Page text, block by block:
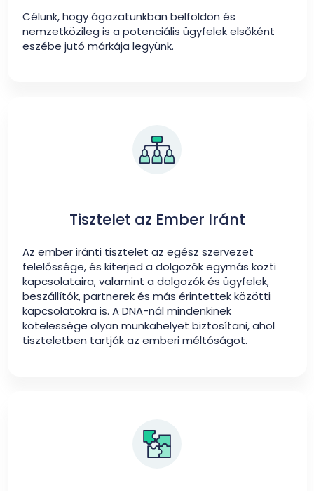
Célunk, hogy ágazatunkban belföldön és
nemzetközileg is a potenciális ügyfelek elsőként
eszébe jutó márkája legyünk.
Tisztelet az Ember Iránt
Az ember iránti tisztelet az egész szervezet
felelőssége, és kiterjed a dolgozók egymás közti
kapcsolataira, valamint a dolgozók és ügyfelek,
beszállítók, partnerek és más érintettek közötti
kapcsolatokra is. A DNA-nál mindenkinek
kötelessége olyan munkahelyet biztosítani, ahol
tiszteletben tartják az emberi méltóságot.